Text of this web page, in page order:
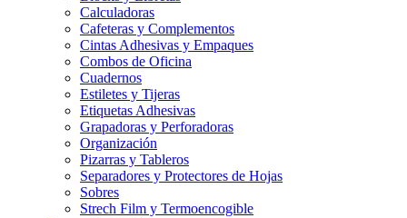
Calculadoras
Cafeteras y Complementos
Cintas Adhesivas y Empaques
Combos de Oficina
Cuadernos
Estiletes y Tijeras
Etiquetas Adhesivas
Grapadoras y Perforadoras
Organización
Pizarras y Tableros
Separadores y Protectores de Hojas
Sobres
Strech Film y Termoencogible